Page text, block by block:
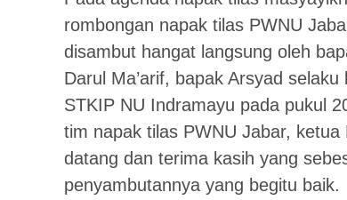
rombongan napak tilas PWNU
disambut hangat langsung oleh
Darul Ma’arif, bapak Arsyad
STKIP NU Indramayu pada pukul
tim napak tilas PWNU Jabar,
datang dan terima kasih yang
penyambutannya yang begitu baik.